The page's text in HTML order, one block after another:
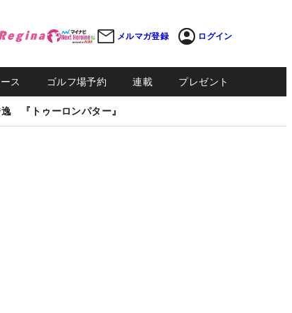
メルマガ登録 ログイン
ス ゴルフ場予約 連載 プレゼント
『トゥーロンパター』